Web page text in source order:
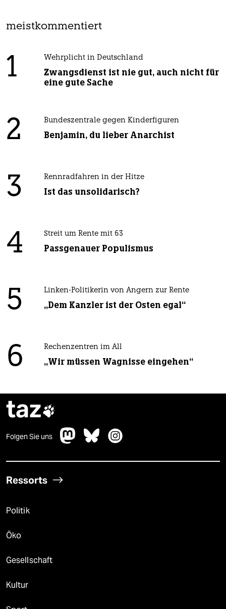
meistkommentiert
1 Wehrplicht in Deutschland
Zwangsdienst ist nie gut, auch nicht für
eine gute Sache
2 Bundeszentrale gegen Kinderfiguren
Benjamin, du lieber Anarchist
3 Rennradfahren in der Hitze
Ist das unsolidarisch?
4 Streit um Rente mit 63
Passgenauer Populismus
5 Linken-Politikerin von Angern zur Rente
„Dem Kanzler ist der Osten egal“
6 Rechenzentren im All
„Wir müssen Wagnisse eingehen“
taz
Folgen Sie uns
Ressorts
Politik
Öko
Gesellschaft
Kultur